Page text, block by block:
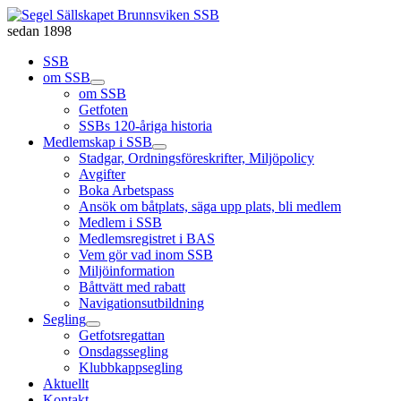
sedan 1898
SSB
om SSB
om SSB
Getfoten
SSBs 120-åriga historia
Medlemskap i SSB
Stadgar, Ordningsföreskrifter, Miljöpolicy
Avgifter
Boka Arbetspass
Ansök om båtplats, säga upp plats, bli medlem
Medlem i SSB
Medlemsregistret i BAS
Vem gör vad inom SSB
Miljöinformation
Båttvätt med rabatt
Navigationsutbildning
Segling
Getfotsregattan
Onsdagssegling
Klubbkappsegling
Aktuellt